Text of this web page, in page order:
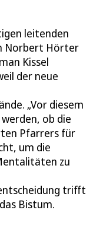
leitenden
Norbert Hörter
Kissel
der neue
„Vor diesem
ob die
Pfarrers für
um die
zu
trifft
Bistum.